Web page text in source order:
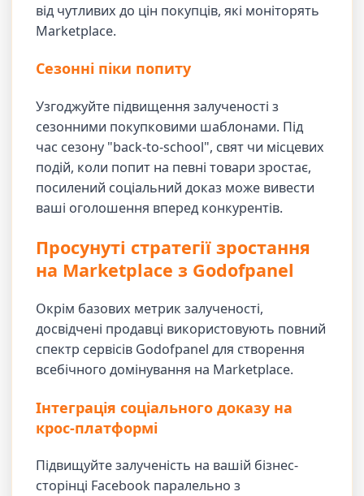
від чутливих до цін покупців, які моніторять
Marketplace.
Сезонні піки попиту
Узгоджуйте підвищення залученості з
сезонними покупковими шаблонами. Під
час сезону "back-to-school", свят чи місцевих
подій, коли попит на певні товари зростає,
посилений соціальний доказ може вивести
ваші оголошення вперед конкурентів.
Просунуті стратегії зростання
на Marketplace з Godofpanel
Окрім базових метрик залученості,
досвідчені продавці використовують повний
спектр сервісів Godofpanel для створення
всебічного домінування на Marketplace.
Інтеграція соціального доказу на
крос-платформі
Підвищуйте залученість на вашій бізнес-
сторінці Facebook паралельно з